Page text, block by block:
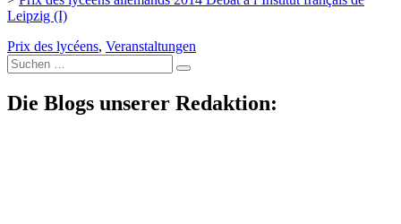
Leipzig (I)
Prix des lycéens, Veranstaltungen
Suche
nach:
Die Blogs unserer Redaktion: